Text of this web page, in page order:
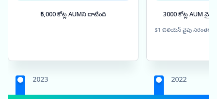
₹5,000 కోట్ల AUMని దాటింది
2023
3000 కోట్ల AUM
$1 బిలియన్ వైపు నిరంతర
2022